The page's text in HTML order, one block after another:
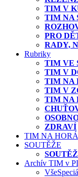
TIM V
TIM NA
PRO
RADY,
Rubriky
TIM VE
TIM V
TIM NA
TIM V
TIM NA
ZDRAVÍ
TIM NA
SOUTĚŽE
Archív TIM v
Vše